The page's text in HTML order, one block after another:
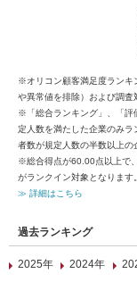
※オリコン顧客満足度ランキ
や異常値を排除）および調査
※「総合ランキング」、「評
定人数を満たした企業のみ
者数が規定人数の半数以上の
※総合得点が60.00点以上で
がランクイン対象となります。
≫ 詳細はこちら
過去ランキング
2025年 2024年